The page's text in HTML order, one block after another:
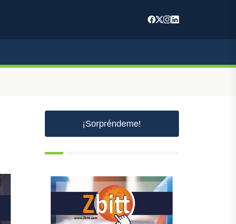
¡Sorpréndeme!